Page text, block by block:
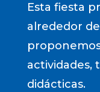
Esta fiesta
alrededor
actividades,
didácticas.